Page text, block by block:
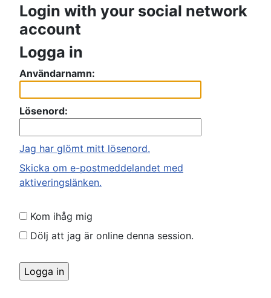
Login with your social network
account
Logga in
Användarnamn:
Lösenord:
Jag har glömt mitt lösenord.
Skicka om e-postmeddelandet med
aktiveringslänken.
Kom ihåg mig
Dölj att jag är online denna session.